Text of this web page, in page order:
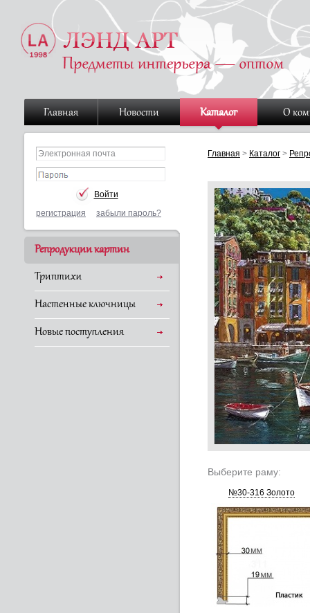
Главная Новости Каталог О
регистрация забыли пароль?
Репродукции картин
Триптихи
Настенные ключницы
Новые поступления
Главная > Каталог >
Выберите раму:
№30-316 Золото